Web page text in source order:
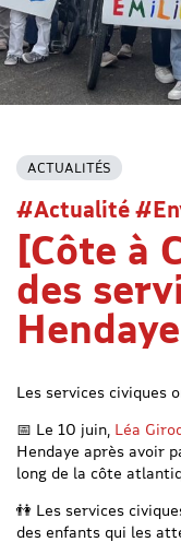
ACTUALITÉS
#Actualité
[Côte à
des
Les services civiques
📅 Le 10 juin, Léa
Hendaye après avoir
long de la côte
👫 Les services
des enfants qui les